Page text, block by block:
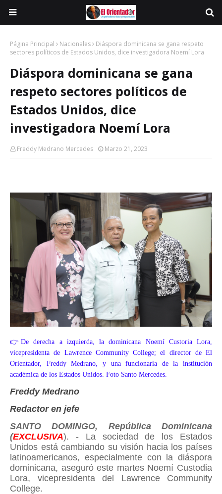
Página Principal Nacionales
Diáspora dominicana se gana respeto
sectores políticos de Estados Unidos, dice investigadora Noemí Lora
Diáspora dominicana se gana
respeto sectores políticos de
Estados Unidos, dice
investigadora Noemí Lora
Freddy Medrano Mercedes Marzo 21, 2023
👉De derecha a izquierda, la dominicana Noemí Custoria Lora,
vicepresidenta de Lawrence Community College; el director de El
Orientador, Freddy Medrano, y una funcionaria de la institución
académica de los Estados Unidos. Foto Santo Mercedes.
Freddy Medrano
Redactor en jefe
SANTO DOMINGO, República Dominicana
(EXCLUSIVA). - La sociedad de los Estados
Unidos está cambiando su visión hacia los países
latinoamericanos, especialmente con la diáspora
dominicana, aseguró este martes Noemí Custodia
Lora, vicepresidenta del Lawrence Community
College.